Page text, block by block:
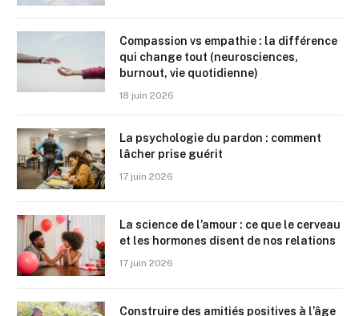
Compassion vs empathie : la différence
qui change tout (neurosciences,
burnout, vie quotidienne)
18 juin 2026
La psychologie du pardon : comment
lâcher prise guérit
17 juin 2026
La science de l’amour : ce que le cerveau
et les hormones disent de nos relations
17 juin 2026
Construire des amitiés positives à l’âge